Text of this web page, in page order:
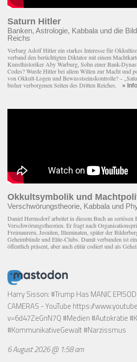
Saturn Hitler
Banken, Astrologie, Kabbala und die
Reichs
Verbarg Adolf Hitler ein starkes Interesse für
verband den berüchtigten Diktator mit einem
Kunsthistoriker Aby Warburg, Sohn einer Bank-
Codes? Wurde Hitler bei allem Willen zur Macht und
von Okkult-Logen und Bewusstseinskontrolle? –
bisher verborgenen Seiten des Dritten Reiches. » Info
Okkultsymbolik und
Verschwörungstheorie, Kabbala und
Daniel Hermsdorf arbeitet in diesem Buch an
Verschwörungstheorien. Er fragt nach
Freimaurern, Jesuiten, Illuminaten, später der
Geheimbünde und Elite-Clubs. Damit verbunden ist
öffentlich präsent, aber auch elitär codiert und als
Harry Sisson: #Trump Has MANIC
CAMERAS - YouTube https://
v=6d47ZeGnN7Q#Medien #Autokratie
#KommunikativeGewalt #Narzissmus
6 August 2026 @ 1:58 am